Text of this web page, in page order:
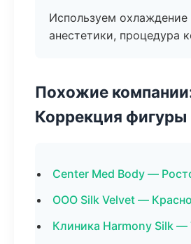
Используем охлаждение
анестетики, процедура
Похожие
Коррекция фигуры
Center Med Body —
ООО Silk Velvet —
Клиника Harmony Silk